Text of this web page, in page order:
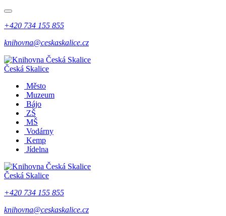
+420 734 155 855
knihovna@ceskaskalice.cz
Česká Skalice
Město
Muzeum
Bájo
ZŠ
MŠ
Vodárny
Kemp
Jídelna
Česká Skalice
+420 734 155 855
knihovna@ceskaskalice.cz